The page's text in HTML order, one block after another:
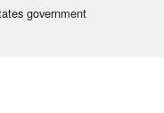
government